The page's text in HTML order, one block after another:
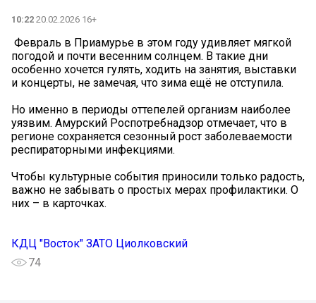
10:22 20.02.2026 16+
️ Февраль в Приамурье в этом году удивляет мягкой
погодой и почти весенним солнцем. В такие дни
особенно хочется гулять, ходить на занятия, выставки
и концерты, не замечая, что зима ещё не отступила.
Но именно в периоды оттепелей организм наиболее
уязвим. Амурский Роспотребнадзор отмечает, что в
регионе сохраняется сезонный рост заболеваемости
респираторными инфекциями.
Чтобы культурные события приносили только радость,
важно не забывать о простых мерах профилактики. О
них – в карточках.
КДЦ "Восток" ЗАТО Циолковский
74